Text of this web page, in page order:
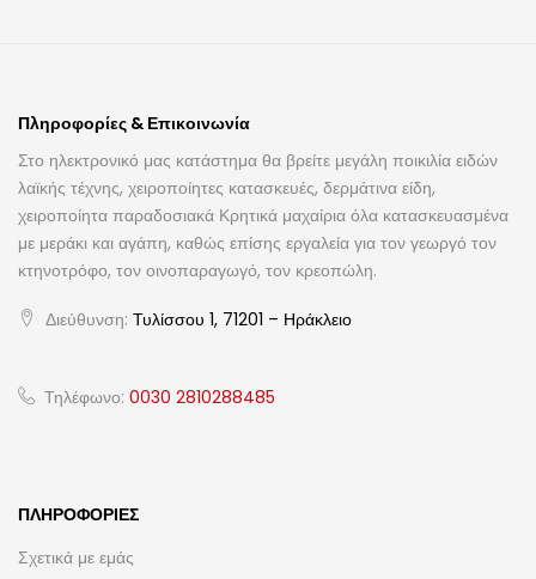
Πληροφορίες & Επικοινωνία
Στο ηλεκτρονικό μας κατάστημα θα βρείτε μεγάλη ποικιλία ειδών
λαϊκής τέχνης, χειροποίητες κατασκευές, δερμάτινα είδη,
χειροποίητα παραδοσιακά Κρητικά μαχαίρια όλα κατασκευασμένα
με μεράκι και αγάπη, καθώς επίσης εργαλεία για τον γεωργό τον
κτηνοτρόφο, τον οινοπαραγωγό, τον κρεοπώλη.
Διεύθυνση: Τυλίσσου 1, 71201 – Ηράκλειο
Τηλέφωνο: 0030 2810288485
ΠΛΗΡΟΦΟΡΊΕΣ
Σχετικά με εμάς